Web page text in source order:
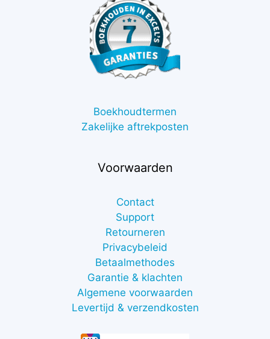
Boekhoudtermen
Zakelijke aftrekposten
Voorwaarden
Contact
Support
Retourneren
Privacybeleid
Betaalmethodes
Garantie & klachten
Algemene voorwaarden
Levertijd & verzendkosten